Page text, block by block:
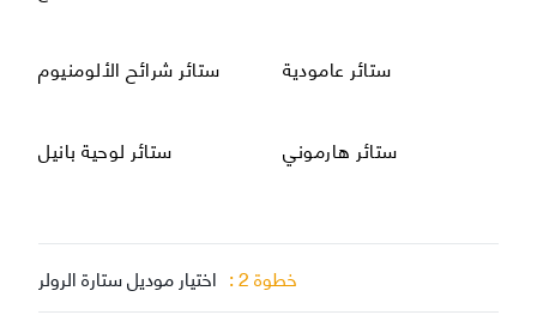
ستائر شرائح الألومنيوم ستائر عامودية
ستائر لوحية بانيل ستائر هارموني
خطوة 2 : اختيار موديل ستارة الرولر